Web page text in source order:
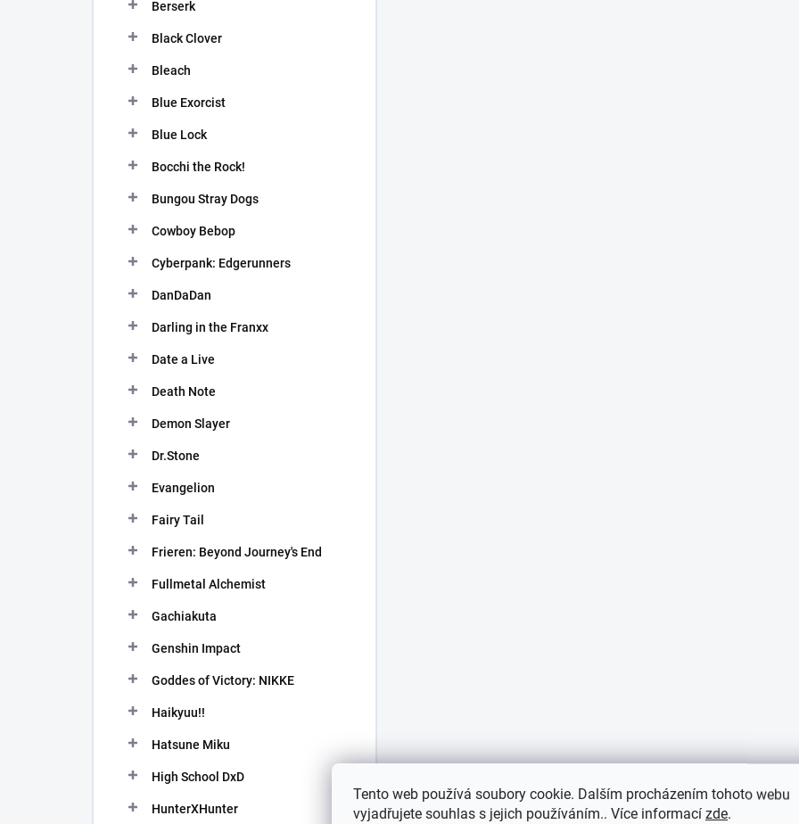
Tento web používá soubory cookie. Dalším procházením tohoto webu
vyjadřujete souhlas s jejich používáním.. Více informací zde.
Berserk
Black Clover
Bleach
Blue Exorcist
Blue Lock
Bocchi the Rock!
Bungou Stray Dogs
Cowboy Bebop
Cyberpank: Edgerunners
DanDaDan
Darling in the Franxx
Date a Live
Death Note
Demon Slayer
Dr.Stone
Evangelion
Fairy Tail
Frieren: Beyond Journey's End
Fullmetal Alchemist
Gachiakuta
Genshin Impact
Goddes of Victory: NIKKE
Haikyuu!!
Hatsune Miku
High School DxD
HunterXHunter